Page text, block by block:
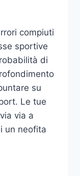
compiuti
sportive
di
su
Le tue
via a
un neofita